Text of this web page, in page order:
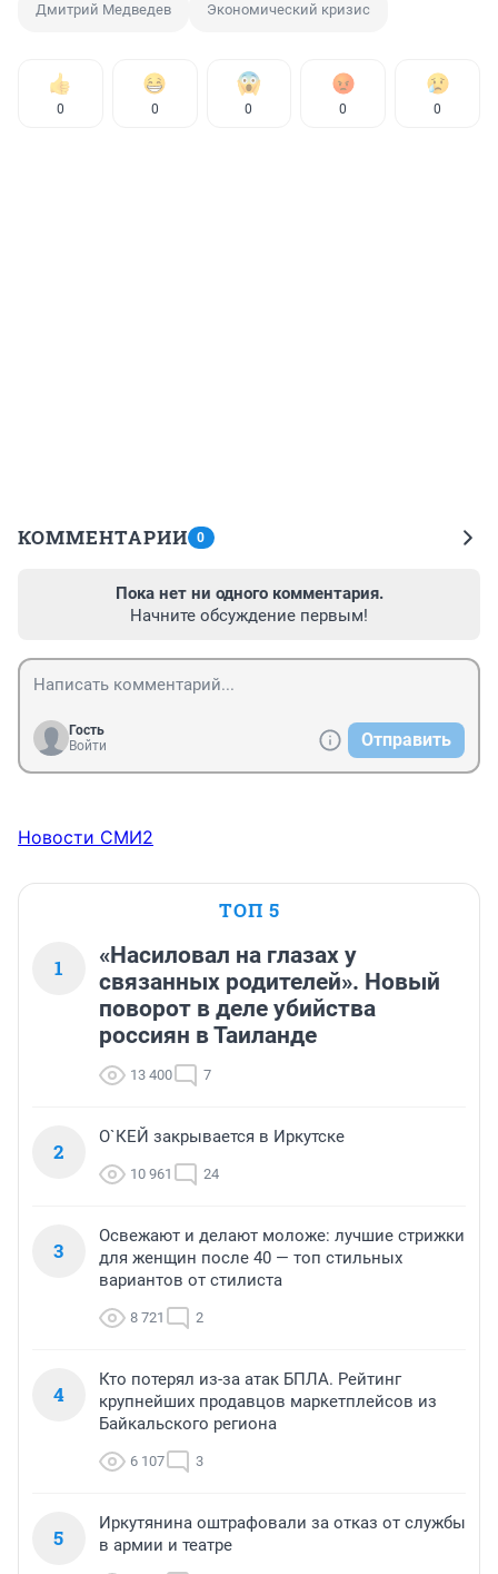
Дмитрий Медведев Экономический кризис
0 0 0 0 0
КОММЕНТАРИИ 0
Пока нет ни одного комментария.
Начните обсуждение первым!
Гость
Войти
Отправить
Новости СМИ2
ТОП 5
1
«Насиловал на глазах у
связанных родителей». Новый
поворот в деле убийства
россиян в Таиланде
13 400 7
2
О`КЕЙ закрывается в Иркутске
10 961 24
3
Освежают и делают моложе: лучшие стрижки
для женщин после 40 — топ стильных
вариантов от стилиста
8 721 2
4
Кто потерял из-за атак БПЛА. Рейтинг
крупнейших продавцов маркетплейсов из
Байкальского региона
6 107 3
5
Иркутянина оштрафовали за отказ от службы
в армии и театре